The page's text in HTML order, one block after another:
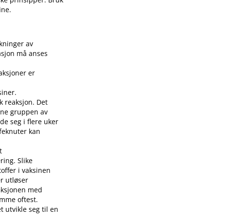
av
må anses
er
reaksjon. Det
gruppen av
seg i flere uker
kan
Slike
i vaksinen
utløser
med
oftest.
utvikle seg til en